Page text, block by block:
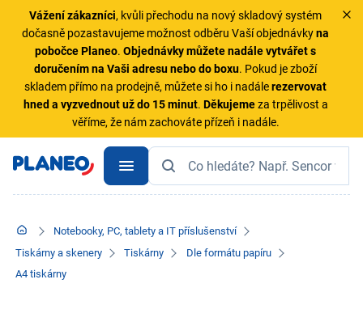
Vážení zákazníci, kvůli přechodu na nový skladový systém
dočasně pozastavujeme možnost odběru Vaší objednávkyna
pobočce Planeo.Objednávky můžete nadále vytvářet s
doručením na Vaši adresu nebo do boxu. Pokud je zboží
skladem přímo na prodejně, můžete si ho i nadálerezervovat
hned a vyzvednout už do 15 minut. Děkujemeza trpělivost a
věříme, že nám zachováte přízeň i nadále.
Notebooky, PC, tablety a IT příslušenství
Tiskárny a skenery
Tiskárny
Dle formátu papíru
A4 tiskárny